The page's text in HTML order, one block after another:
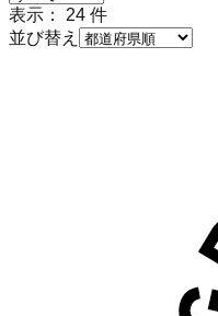
表示： 24 件
並び替え